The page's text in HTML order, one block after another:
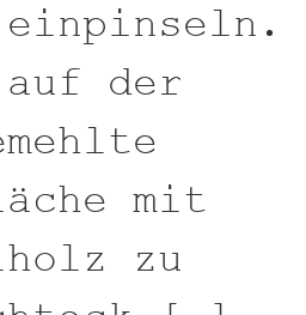
auf der
mit
zu